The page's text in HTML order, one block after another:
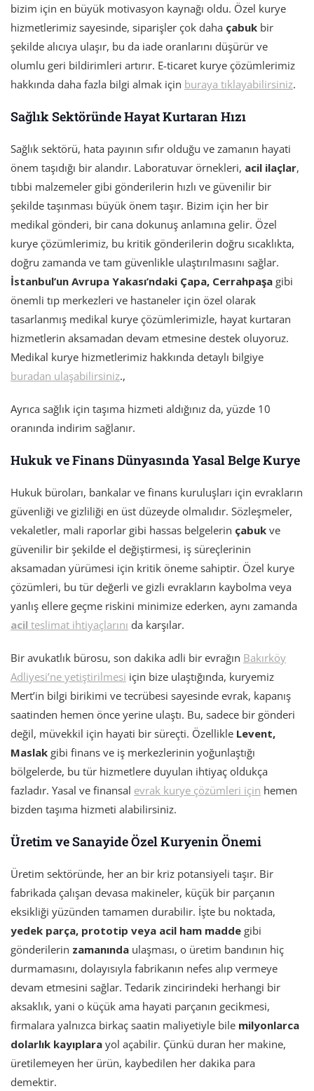
bizim için en büyük motivasyon kaynağı oldu. Özel kurye
hizmetlerimiz sayesinde, siparişler çok daha çabuk bir
şekilde alıcıya ulaşır, bu da iade oranlarını düşürür ve
olumlu geri bildirimleri artırır. E-ticaret kurye çözümlerimiz
hakkında daha fazla bilgi almak için buraya tıklayabilirsiniz.
Sağlık Sektöründe Hayat Kurtaran Hızı
Sağlık sektörü, hata payının sıfır olduğu ve zamanın hayati
önem taşıdığı bir alandır. Laboratuvar örnekleri, acil ilaçlar,
tıbbi malzemeler gibi gönderilerin hızlı ve güvenilir bir
şekilde taşınması büyük önem taşır. Bizim için her bir
medikal gönderi, bir cana dokunuş anlamına gelir. Özel
kurye çözümlerimiz, bu kritik gönderilerin doğru sıcaklıkta,
doğru zamanda ve tam güvenlikle ulaştırılmasını sağlar.
İstanbul’un Avrupa Yakası’ndaki Çapa, Cerrahpaşa gibi
önemli tıp merkezleri ve hastaneler için özel olarak
tasarlanmış medikal kurye çözümlerimizle, hayat kurtaran
hizmetlerin aksamadan devam etmesine destek oluyoruz.
Medikal kurye hizmetlerimiz hakkında detaylı bilgiye
buradan ulaşabilirsiniz.,
Ayrıca sağlık için taşıma hizmeti aldığınız da, yüzde 10
oranında indirim sağlanır.
Hukuk ve Finans Dünyasında Yasal Belge Kurye
Hukuk büroları, bankalar ve finans kuruluşları için evrakların
güvenliği ve gizliliği en üst düzeyde olmalıdır. Sözleşmeler,
vekaletler, mali raporlar gibi hassas belgelerin çabuk ve
güvenilir bir şekilde el değiştirmesi, iş süreçlerinin
aksamadan yürümesi için kritik öneme sahiptir. Özel kurye
çözümleri, bu tür değerli ve gizli evrakların kaybolma veya
yanlış ellere geçme riskini minimize ederken, aynı zamanda
acil teslimat ihtiyaçlarını da karşılar.
Bir avukatlık bürosu, son dakika adli bir evrağın Bakırköy
Adliyesi’ne yetiştirilmesi için bize ulaştığında, kuryemiz
Mert’in bilgi birikimi ve tecrübesi sayesinde evrak, kapanış
saatinden hemen önce yerine ulaştı. Bu, sadece bir gönderi
değil, müvekkil için hayati bir süreçti. Özellikle Levent,
Maslak gibi finans ve iş merkezlerinin yoğunlaştığı
bölgelerde, bu tür hizmetlere duyulan ihtiyaç oldukça
fazladır. Yasal ve finansal evrak kurye çözümleri için hemen
bizden taşıma hizmeti alabilirsiniz.
Üretim ve Sanayide Özel Kuryenin Önemi
Üretim sektöründe, her an bir kriz potansiyeli taşır. Bir
fabrikada çalışan devasa makineler, küçük bir parçanın
eksikliği yüzünden tamamen durabilir. İşte bu noktada,
yedek parça, prototip veya acil ham madde gibi
gönderilerin zamanında ulaşması, o üretim bandının hiç
durmamasını, dolayısıyla fabrikanın nefes alıp vermeye
devam etmesini sağlar. Tedarik zincirindeki herhangi bir
aksaklık, yani o küçük ama hayati parçanın gecikmesi,
firmalara yalnızca birkaç saatin maliyetiyle bile milyonlarca
dolarlık kayıplara yol açabilir. Çünkü duran her makine,
üretilemeyen her ürün, kaybedilen her dakika para
demektir.